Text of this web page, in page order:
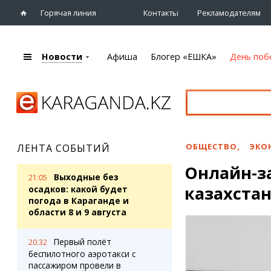
Горячая линия Контакты Рекламодателям
Караганды
eTV
Рассылка новостей
Персоны
Интервью
Афиша
Театры
Спорт
Выставки
Цирк и зоопарк
Блогер «ЕШКА»
Лента блогера
Новости Афиша Блогер «ЕШКА» День
ЛЕНТА СОБЫТИЙ
21:05
Выходные без
осадков: какой будет
погода в Караганде и
области 8 и 9 августа
20:32
Первый полёт
беспилотного аэротакси с
пассажиром провели в
ОБЩЕСТВО,
Онлайн-